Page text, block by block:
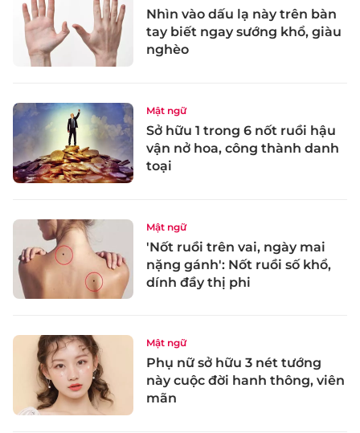
Nhìn vào dấu lạ này trên bàn
tay biết ngay sướng khổ, giàu
nghèo
Mật ngữ
Sở hữu 1 trong 6 nốt ruồi hậu
vận nở hoa, công thành danh
toại
Mật ngữ
'Nốt ruồi trên vai, ngày mai
nặng gánh': Nốt ruồi số khổ,
dính đầy thị phi
Mật ngữ
Phụ nữ sở hữu 3 nét tướng
này cuộc đời hanh thông, viên
mãn